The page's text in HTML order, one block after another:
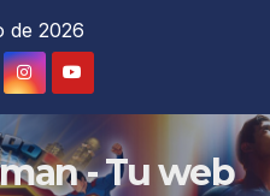
de 2026
- Tu web